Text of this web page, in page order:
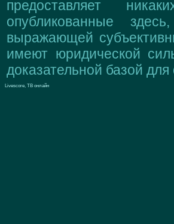
предоставляет
опубликованные
выражающей
имеют юридической
доказательной базой
Livescore, ТВ онлайн